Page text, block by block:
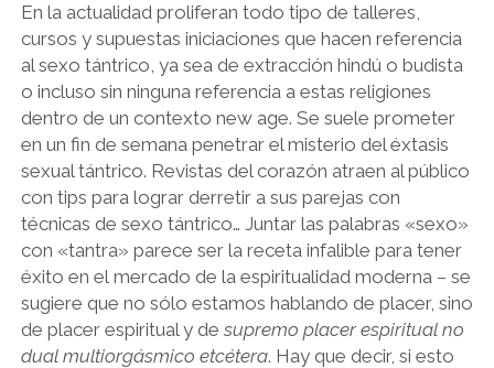
En la actualidad proliferan todo tipo de talleres,
cursos y supuestas iniciaciones que hacen referencia
al sexo tántrico, ya sea de extracción hindú o budista
o incluso sin ninguna referencia a estas religiones
dentro de un contexto new age. Se suele prometer
en un fin de semana penetrar el misterio del éxtasis
sexual tántrico. Revistas del corazón atraen al público
con tips para lograr derretir a sus parejas con
técnicas de sexo tántrico… Juntar las palabras «sexo»
con «tantra» parece ser la receta infalible para tener
éxito en el mercado de la espiritualidad moderna – se
sugiere que no sólo estamos hablando de placer, sino
de placer espiritual y de supremo placer espiritual no
dual multiorgásmico etcétera. Hay que decir, si esto